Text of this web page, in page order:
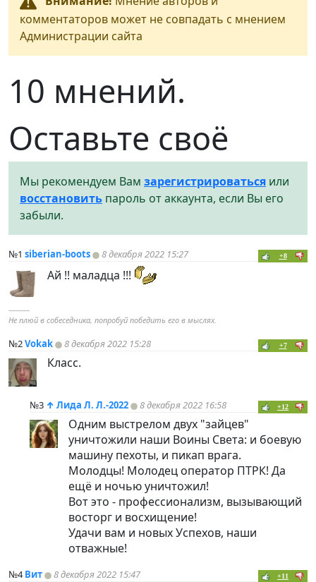
комментаторов может не совпадать с мнением
Администрации сайта
10 мнений.
Оставьте своё
Мы рекомендуем Вам зарегистрироваться или
восстановить пароль от аккаунта, если Вы его
забыли.
№1 siberian-boots 8 декабря 2022 15:27 +8
Ай !! маладца !!!
----------
Не плюй в собеседника, попробуй победить его в мыслях.
№2Vokak 8 декабря 2022 15:28 +7
Класс.
№3 ↑ Лида Л. Л.-2022 8 декабря 2022 16:58 +12
Одним выстрелом двух "зайцев"
уничтожили наши Воины Света: и боевую
машину пехоты, и пикап врага.
Молодцы! Молодец оператор ПТРК! Да
ещё и ночью уничтожил!
Вот это - профессионализм, вызывающий
восторг и восхищение!
Удачи вам и новых Успехов, наши
отважные!
№4Вит 8 декабря 2022 15:47 +11